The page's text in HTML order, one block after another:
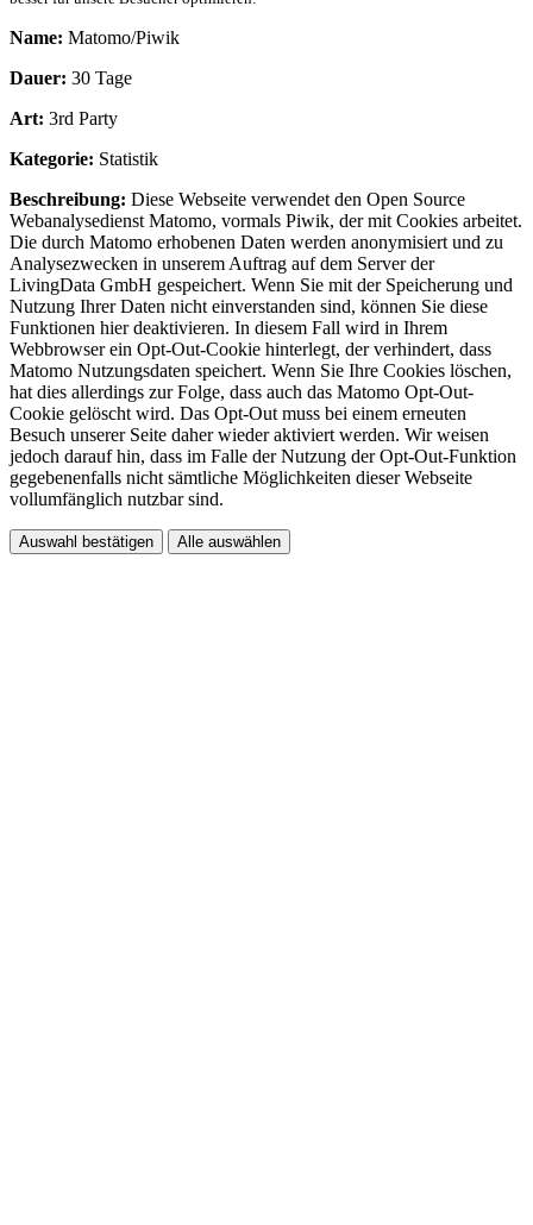
Name: Matomo/Piwik
Dauer: 30 Tage
Art: 3rd Party
Kategorie: Statistik
Beschreibung: Diese Webseite verwendet den Open Source
Webanalysedienst Matomo, vormals Piwik, der mit Cookies arbeitet.
Die durch Matomo erhobenen Daten werden anonymisiert und zu
Analysezwecken in unserem Auftrag auf dem Server der
LivingData GmbH gespeichert. Wenn Sie mit der Speicherung und
Nutzung Ihrer Daten nicht einverstanden sind, können Sie diese
Funktionen hier deaktivieren. In diesem Fall wird in Ihrem
Webbrowser ein Opt-Out-Cookie hinterlegt, der verhindert, dass
Matomo Nutzungsdaten speichert. Wenn Sie Ihre Cookies löschen,
hat dies allerdings zur Folge, dass auch das Matomo Opt-Out-
Cookie gelöscht wird. Das Opt-Out muss bei einem erneuten
Besuch unserer Seite daher wieder aktiviert werden. Wir weisen
jedoch darauf hin, dass im Falle der Nutzung der Opt-Out-Funktion
gegebenenfalls nicht sämtliche Möglichkeiten dieser Webseite
vollumfänglich nutzbar sind.
Auswahl bestätigen Alle auswählen